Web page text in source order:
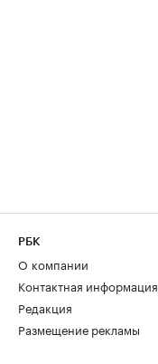
РБК
О компании
Контактная информация
Редакция
Размещение рекламы